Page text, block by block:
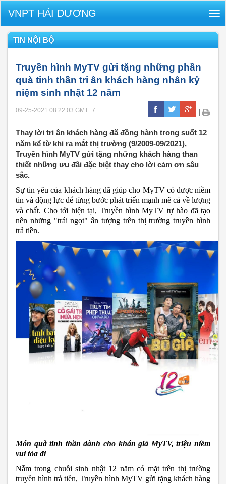
VNPT HẢI DƯƠNG
TIN NỘI BỘ
Truyền hình MyTV gửi tặng những phần
quà tinh thần tri ân khách hàng nhân kỷ
niệm sinh nhật 12 năm
09-25-2021 08:22:03 GMT+7 |
Thay lời tri ân khách hàng đã đồng hành trong suốt 12
năm kể từ khi ra mắt thị trường (9/2009-09/2021),
Truyền hình MyTV gửi tặng những khách hàng than
thiết những ưu đãi đặc biệt thay cho lời cảm ơn sâu
sắc.
Sự tin yêu của khách hàng đã giúp cho MyTV có được niềm
tin và động lực để từng bước phát triển mạnh mẽ cả về lượng
và chất. Cho tới hiện tại, Truyền hình MyTV tự hào đã tạo
nên những "trái ngọt" ấn tượng trên thị trường truyền hình
trả tiền.
Món quà tinh thần dành cho khán giả MyTV, triệu niềm
vui tỏa đi
Nằm trong chuỗi sinh nhật 12 năm có mặt trên thị trường
truyền hình trả tiền, Truyền hình MyTV gửi tặng khách hàng